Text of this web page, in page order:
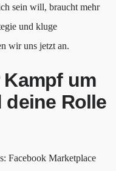
sein will, braucht mehr
und kluge
wir uns jetzt an.
Kampf um
deine Rolle
Facebook Marketplace